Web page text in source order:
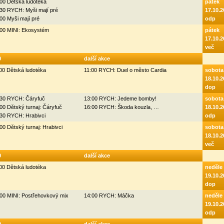
Dětská ludotéka
RYCH: Myši mají pré
Myši mají pré
pátek
odp
MINI: Ekosystém
pátek
več
další akce
Dětská ludotéka 11:00 RYCH: Duel o město Cardia
sobota
dop
RYCH: Čáryfuč
Dětský turnaj: Čáryfuč
RYCH: Hrabivci
13:00 RYCH: Jedeme bomby!
16:00 RYCH: Škoda kouzla, …
sobota
odp
Dětský turnaj: Hrabivci
sobota
več
další akce
Dětská ludotéka
neděle
dop
MINI: Postřehovkový mix 14:00 RYCH: Máčka
neděle
odp